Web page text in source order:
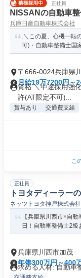
正社員
NISSANの自動車
兵庫日産自動車株式会社
.＼この夏、心機一転
可)・自動車整備士国
〒666-0024兵庫県
月給19万7200円～
資格 ＼中途採用強
許(AT限定不可)...
賞与あり 交通費支給
こ
正社員
トヨタディーラー
ネッツトヨタ神戸株式会社
【兵庫県川西市×自
日！自動車整備士2級
兵庫県川西市加茂
年俸300万円～400
求める人材: 自動車